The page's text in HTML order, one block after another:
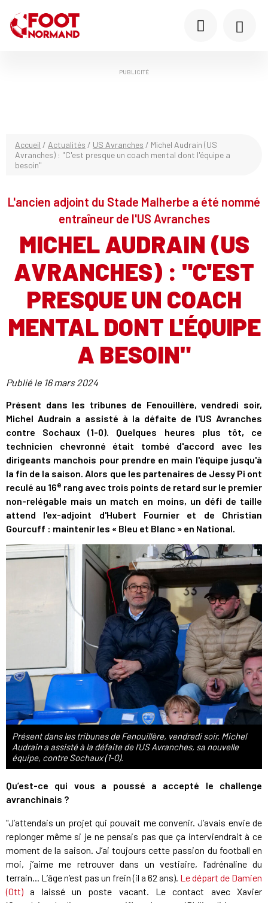
PUBLICITÉ
Accueil / Actualités / US Avranches / Michel Audrain (US
Avranches) : "C'est presque un coach mental dont l'équipe a
besoin"
L'ancien adjoint du Stade Malherbe a été nommé
entraîneur de l'US Avranches
MICHEL AUDRAIN (US
AVRANCHES) : "C'EST
PRESQUE UN COACH
MENTAL DONT L'ÉQUIPE
A BESOIN"
Publié le 16 mars 2024
Présent dans les tribunes de Fenouillère, vendredi soir,
Michel Audrain a assisté à la défaite de l'US Avranches
contre Sochaux (1-0). Quelques heures plus tôt, ce
technicien chevronné était tombé d'accord avec les
dirigeants manchois pour prendre en main l'équipe jusqu'à
la fin de la saison. Alors que les partenaires de Jessy Pi ont
reculé au 16e rang avec trois points de retard sur le premier
non-relégable mais un match en moins, un défi de taille
attend l'ex-adjoint d'Hubert Fournier et de Christian
Gourcuff : maintenir les « Bleu et Blanc » en National.
Présent dans les tribunes de Fenouillère, vendredi soir, Michel
Audrain a assisté à la défaite de l'US Avranches, sa nouvelle
équipe, contre Sochaux (1-0).
Qu’est-ce qui vous a poussé a accepté le challenge
avranchinais ?
"J’attendais un projet qui pouvait me convenir. J’avais envie de
replonger même si je ne pensais pas que ça interviendrait à ce
moment de la saison. J’ai toujours cette passion du football en
moi, j’aime me retrouver dans un vestiaire, l’adrénaline du
terrain... L’âge n’est pas un frein (il a 62 ans). Le départ de Damien
(Ott) a laissé un poste vacant. Le contact avec Xavier